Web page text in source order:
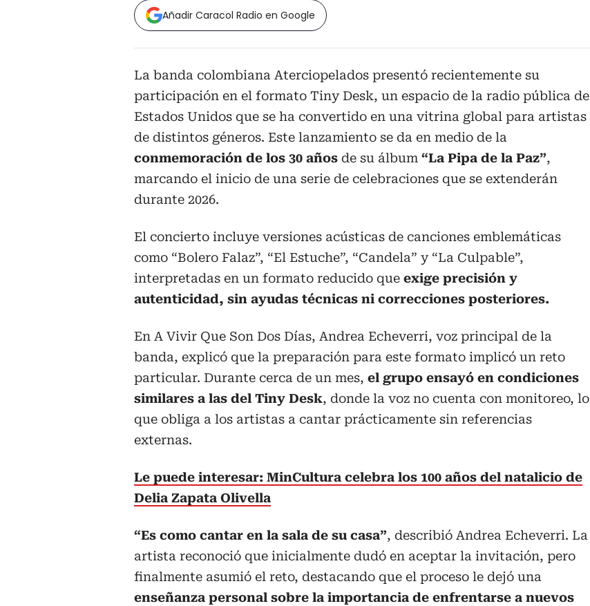
Añadir Caracol Radio en Google
La banda colombiana Aterciopelados presentó recientemente su
participación en el formato Tiny Desk, un espacio de la radio pública de
Estados Unidos que se ha convertido en una vitrina global para artistas
de distintos géneros. Este lanzamiento se da en medio de la
conmemoración de los 30 años de su álbum “La Pipa de la Paz”,
marcando el inicio de una serie de celebraciones que se extenderán
durante 2026.
El concierto incluye versiones acústicas de canciones emblemáticas
como “Bolero Falaz”, “El Estuche”, “Candela” y “La Culpable”,
interpretadas en un formato reducido que exige precisión y
autenticidad, sin ayudas técnicas ni correcciones posteriores.
En A Vivir Que Son Dos Días, Andrea Echeverri, voz principal de la
banda, explicó que la preparación para este formato implicó un reto
particular. Durante cerca de un mes, el grupo ensayó en condiciones
similares a las del Tiny Desk, donde la voz no cuenta con monitoreo, lo
que obliga a los artistas a cantar prácticamente sin referencias
externas.
Le puede interesar: MinCultura celebra los 100 años del natalicio de
Delia Zapata Olivella
“Es como cantar en la sala de su casa”, describió Andrea Echeverri. La
artista reconoció que inicialmente dudó en aceptar la invitación, pero
finalmente asumió el reto, destacando que el proceso le dejó una
enseñanza personal sobre la importancia de enfrentarse a nuevos